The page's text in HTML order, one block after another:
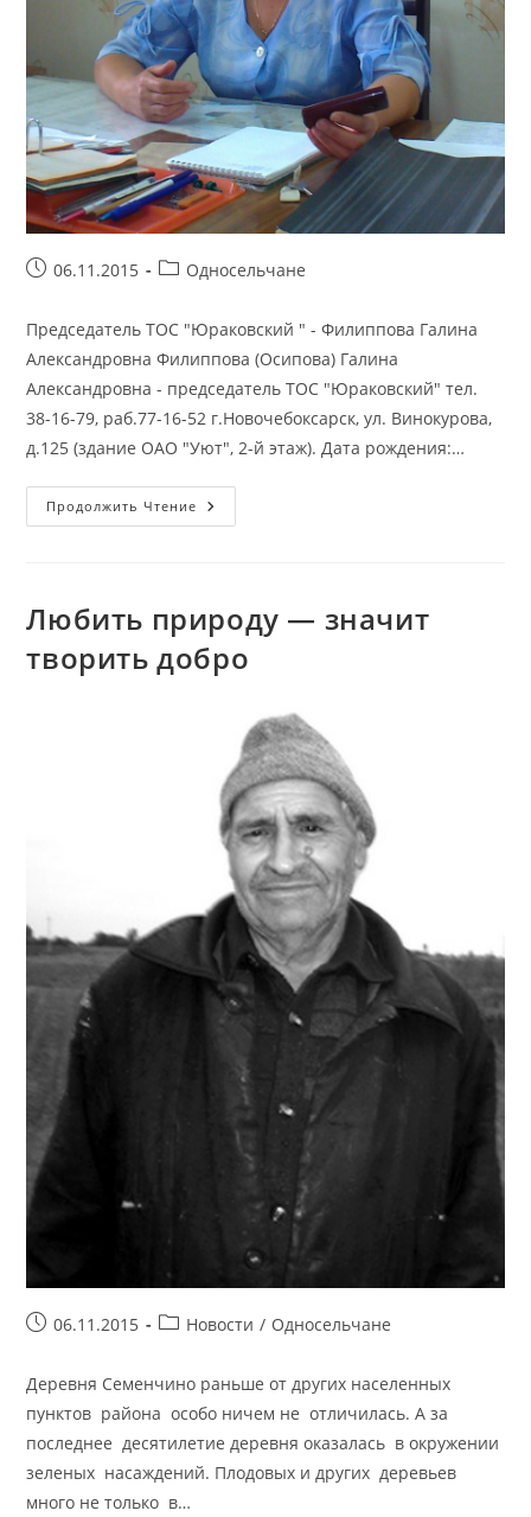
Запись06.11.2015
Рубрика
Односельчане
Председатель ТОС "Юраковский " - Филиппова Галина
Александровна Филиппова (Осипова) Галина
Александровна - председатель ТОС "Юраковский" тел.
38-16-79, раб.77-16-52 г.Новочебоксарск, ул. Винокурова,
д.125 (здание ОАО "Уют", 2-й этаж). Дата рождения:…
Продолжить Чтение Филиппова
Галина
Любить природу — значит
творить добро
Запись06.11.2015
Рубрика
Новости / Односельчане
Деревня Семенчино раньше от других населенных
пунктов района особо ничем не отличилась. А за
последнее десятилетие деревня оказалась в окружении
зеленых насаждений. Плодовых и других деревьев
много не только в…